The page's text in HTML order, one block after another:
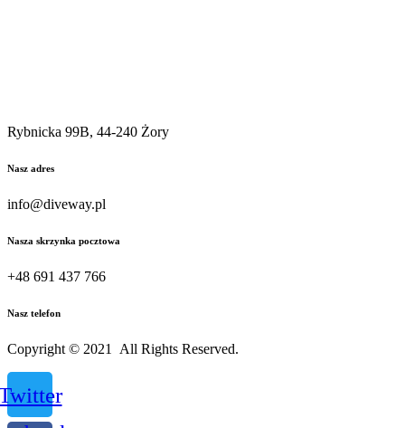
Rybnicka 99B, 44-240 Żory
Nasz adres
info@diveway.pl
Nasza skrzynka pocztowa
+48 691 437 766
Nasz telefon
Copyright © 2021 All Rights Reserved.